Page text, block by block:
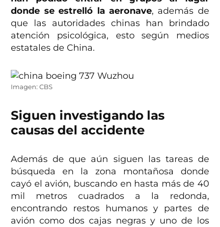
donde se estrelló la aeronave, además de
que las autoridades chinas han brindado
atención psicológica, esto según medios
estatales de China.
Imagen: CBS
Siguen investigando las
causas del accidente
Además de que aún siguen las tareas de
búsqueda en la zona montañosa donde
cayó el avión, buscando en hasta más de 40
mil metros cuadrados a la redonda,
encontrando restos humanos y partes de
avión como dos cajas negras y uno de los